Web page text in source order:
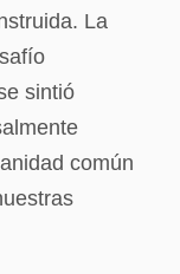
La
sintió
común